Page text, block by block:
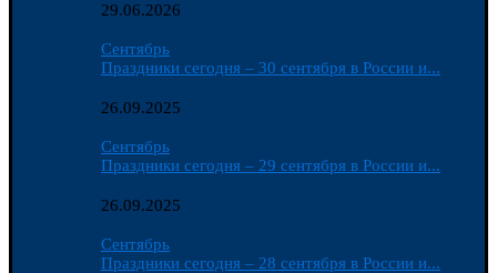
29.06.2026
Сентябрь
Праздники сегодня – 30 сентября в России и...
26.09.2025
Сентябрь
Праздники сегодня – 29 сентября в России и...
26.09.2025
Сентябрь
Праздники сегодня – 28 сентября в России и...